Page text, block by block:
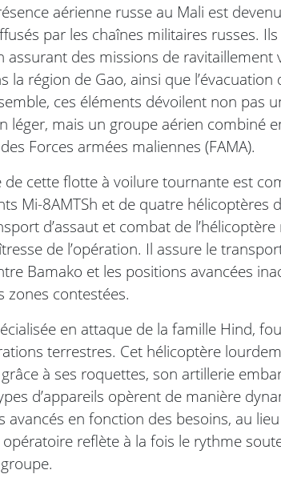
aérienne russe au Mali est
par les chaînes militaires russes.
des missions de ravitaillement
région de Gao, ainsi que l’évacuation
ces éléments dévoilent non pas
léger, mais un groupe aérien combiné
Forces armées maliennes (FAMA).
cette flotte à voilure tournante est
Mi-8AMTSh et de quatre hélicoptères
d’assaut et combat de
de l’opération. Il assure le
Bamako et les positions avancées
zones contestées.
en attaque de la famille Hind,
terrestres. Cet hélicoptère
à ses roquettes, son artillerie
d’appareils opèrent de manière
avancés en fonction des besoins, au
reflète à la fois le rythme